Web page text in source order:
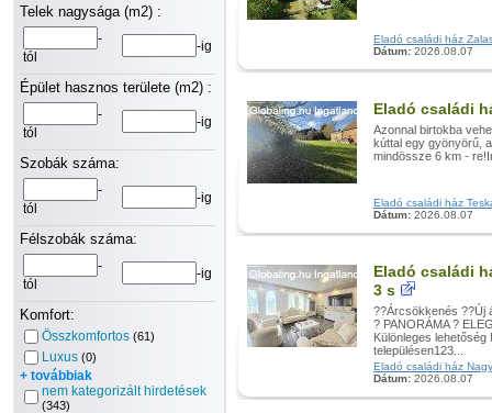
Telek nagysága (m2) :
-
tól
-ig
Épület hasznos területe (m2) :
-
tól
-ig
Szobák száma:
-
tól
-ig
Félszobák száma:
-
tól
-ig
Komfort:
Összkomfortos (61)
Luxus (0)
+ továbbiak
nem kategorizált hirdetések
(343)
Eladó családi ház
Dátum: 2026.08.07
Eladó családi
Azonnal birtokba
kúttal egy gyönyörű,
mindössze 6 km -
Eladó családi ház
Dátum: 2026.08.07
Eladó családi
3 s
??Árcsökkenés ??Új
? PANORÁMA ?
Különleges
településen123...
Eladó családi ház
Dátum: 2026.08.07